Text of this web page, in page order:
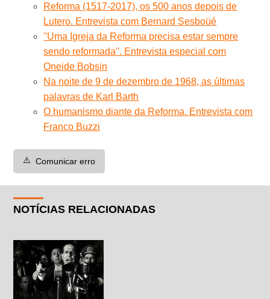
Reforma (1517-2017), os 500 anos depois de
Lutero. Entrevista com Bernard Sesboüé
''Uma Igreja da Reforma precisa estar sempre
sendo reformada''. Entrevista especial com
Oneide Bobsin
Na noite de 9 de dezembro de 1968, as últimas
palavras de Karl Barth
O humanismo diante da Reforma. Entrevista com
Franco Buzzi
⚠️ Comunicar erro
NOTÍCIAS RELACIONADAS